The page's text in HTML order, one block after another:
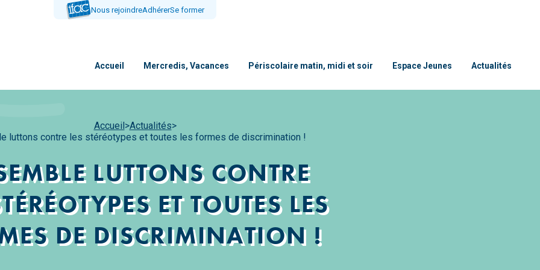
Nous rejoindreAdhérerSe former
Accueil Mercredis, Vacances Périscolaire matin, midi et soir Espace Jeunes Actualités
Accueil>Actualités>
luttons contre les stéréotypes et toutes les formes de discrimination !
LUTTONS CONTRE
ET TOUTES LES
DE DISCRIMINATION !